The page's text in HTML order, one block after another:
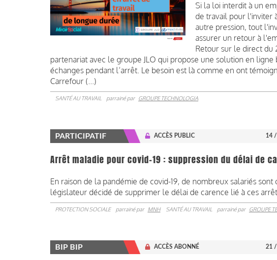
Si la loi interdit à un
de travail pour l'inviter
autre pression, tout
assurer un retour à
Retour sur le direct du
partenariat avec le groupe JLO qui propose une solution en ligne
échanges pendant l’arrêt. Le besoin est là comme en ont
Carrefour (...)
SANTÉ AU TRAVAIL parrainé par GROUPE TECHNOLOGIA
PARTICIPATIF ACCÈS PUBLIC 14
Arrêt maladie pour covid-19 : suppression du délai de
En raison de la pandémie de covid-19, de nombreux salariés
législateur décidé de supprimer le délai de carence lié à ces
PROTECTION SOCIALE parrainé par MNH SANTÉ AU TRAVAIL parrainé par GROUPE
BIP BIP ACCÈS ABONNÉ 21